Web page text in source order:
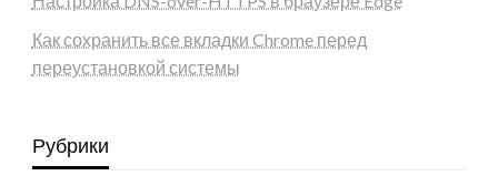
Как сохранить все вкладки Chrome перед
переустановкой системы
Рубрики